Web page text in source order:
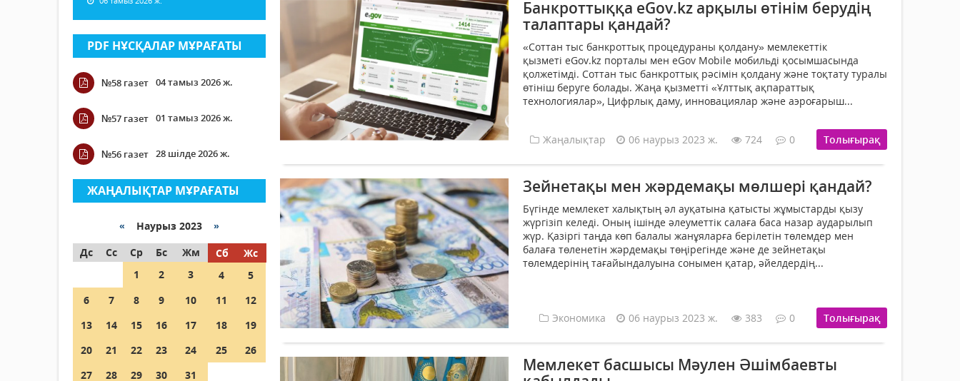
PDF НҰСҚАЛАР МҰРАҒАТЫ
№58 газет 04 тамыз 2026 ж.
№57 газет 01 тамыз 2026 ж.
№56 газет 28 шілде 2026 ж.
ЖАҢАЛЫҚТАР МҰРАҒАТЫ
« Наурыз 2023 »
Дс
Сс Ср Бс Жм Сб
Жс
1
2 3 4
5
6
7 8 9 10 11
12
13
14 15 16 17 18
19
20
21 22 23 24 25
26
27
28 29 30 31
Банкроттыққа eGov.kz арқылы өтінім берудің
талаптары қандай?
«Соттан тыс банкроттық процедураны қолдану» мемлекеттік
қызметі eGov.kz порталы мен eGov Mobile мобильді қосымшасында
қолжетімді. Соттан тыс банкроттық рәсімін қолдану және тоқтату туралы
өтініш беруге болады. Жаңа қызметті «Ұлттық ақпараттық
технологиялар», Цифрлық даму, инновациялар және аэроғарыш...
Жаңалықтар 06 наурыз 2023 ж. 724 0 Толығырақ
Зейнетақы мен жәрдемақы мөлшері қандай?
Бүгінде мемлекет халықтың әл ауқатына қатысты жұмыстарды қызу
жүргізіп келеді. Оның ішінде әлеуметтік салаға баса назар аударылып
жүр. Қазіргі таңда көп балалы жанұяларға берілетін төлемдер мен
балаға төленетін жәрдемақы төңірегінде және де зейнетақы
төлемдерінің тағайындалуына сонымен қатар, әйелдердің...
Экономика 06 наурыз 2023 ж. 383 0 Толығырақ
Мемлекет басшысы Мәулен Әшімбаевты